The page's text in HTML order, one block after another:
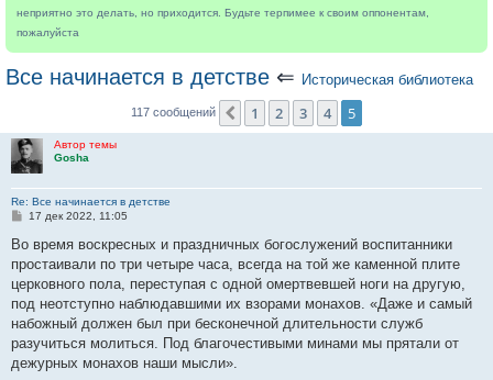
неприятно это делать, но приходится. Будьте терпимее к своим оппонентам,
пожалуйста
Все начинается в детстве ⇐ Историческая библиотека
117 сообщений Пред.
1 2 3 4 5
Автор темы
Gosha
Re: Все начинается в детстве
С
о
щ
е
н
и
е
17 дек 2022, 11:05
Во время воскресных и праздничных богослужений воспитанники
простаивали по три четыре часа, всегда на той же каменной плите
церковного пола, переступая с одной омертвевшей ноги на другую,
под неотступно наблюдавшими их взорами монахов. «Даже и самый
набожный должен был при бесконечной длительности служб
разучиться молиться. Под благочестивыми минами мы прятали от
дежурных монахов наши мысли».